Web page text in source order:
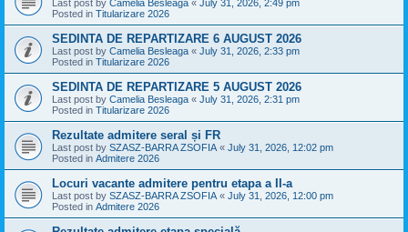
Last post by Camelia Besleaga « July 31, 2026, 2:49 pm
Posted in Titularizare 2026
SEDINTA DE REPARTIZARE 6 AUGUST 2026
Last post by Camelia Besleaga « July 31, 2026, 2:33 pm
Posted in Titularizare 2026
SEDINTA DE REPARTIZARE 5 AUGUST 2026
Last post by Camelia Besleaga « July 31, 2026, 2:31 pm
Posted in Titularizare 2026
Rezultate admitere seral și FR
Last post by SZASZ-BARRA ZSOFIA « July 31, 2026, 12:02 pm
Posted in Admitere 2026
Locuri vacante admitere pentru etapa a II-a
Last post by SZASZ-BARRA ZSOFIA « July 31, 2026, 12:00 pm
Posted in Admitere 2026